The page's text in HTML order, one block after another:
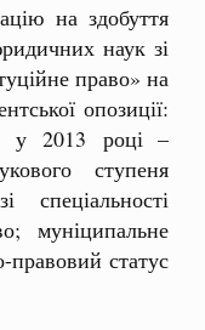
на здобуття
наук зі
право» на
опозиції:
у 2013 році –
ступеня
муніципальне
статус